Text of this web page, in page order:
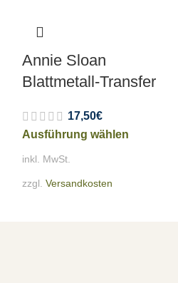
Annie Sloan
Blattmetall-Transfer
17,50€
Ausführung wählen
inkl. MwSt.
zzgl. Versandkosten